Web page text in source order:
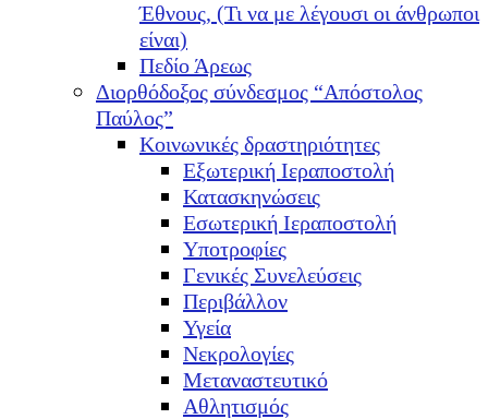
Έθνους, (Τι να με λέγουσι οι άνθρωποι
είναι)
Πεδίο Άρεως
Διορθόδοξος σύνδεσμος “Απόστολος
Παύλος”
Κοινωνικές δραστηριότητες
Εξωτερική Ιεραποστολή
Κατασκηνώσεις
Εσωτερική Ιεραποστολή
Υποτροφίες
Γενικές Συνελεύσεις
Περιβάλλον
Υγεία
Νεκρολογίες
Μεταναστευτικό
Αθλητισμός